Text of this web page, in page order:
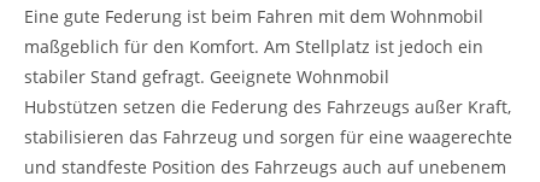
Eine gute Federung ist beim Fahren mit dem Wohnmobil
maßgeblich für den Komfort. Am Stellplatz ist jedoch ein
stabiler Stand gefragt. Geeignete Wohnmobil
Hubstützen setzen die Federung des Fahrzeugs außer Kraft,
stabilisieren das Fahrzeug und sorgen für eine waagerechte
und standfeste Position des Fahrzeugs auch auf unebenem